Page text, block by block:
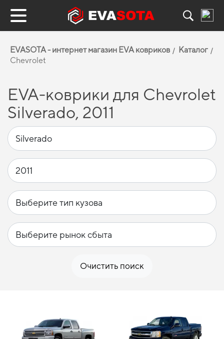
EVASOTA - интернет магазин EVA ковриков
Каталог
Chevrolet
EVA-коврики для Chevrolet
Silverado, 2011
Очистить поиск